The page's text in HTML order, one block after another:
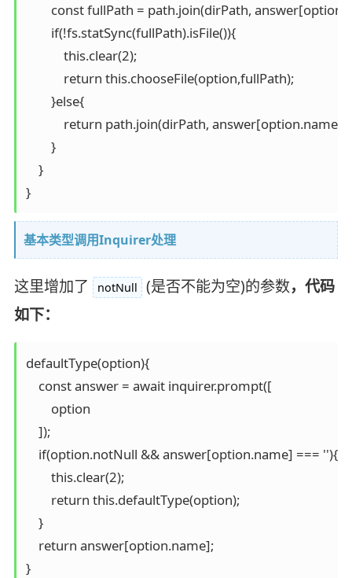
const fullPath = path.join(dirPath,
        if(!fs.statSync(fullPath).isFile()){
            this.clear(2);
            return this.chooseFile(option,fullPath);
        }else{
            return path.join(dirPath, answer[option.name]);
        }
    }
}
基本类型调用Inquirer处理
这里增加了 notNull (是否不能为空)的参数，代码
如下：
defaultType(option){
    const answer = await inquirer.prompt([
        option
    ]);
    if(option.notNull && answer[option.name] === ''){
        this.clear(2);
        return this.defaultType(option);
    }
    return answer[option.name];
}